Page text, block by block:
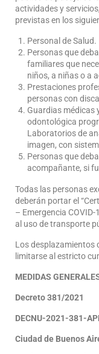
actividades y
previstas en los
Personal de Salud.
Personas que
familiares que
niños, a niñas o a
Prestaciones
personas con
Guardias médicas
odontológica
Laboratorios de
imagen, con
Personas que
acompañante, si
Todas las personas
deberán portar el
– Emergencia
al uso de transporte
Los desplazamientos
limitarse al estricto
MEDIDAS
Decreto 381/2021
DECNU-2021-381-
Ciudad de Buenos